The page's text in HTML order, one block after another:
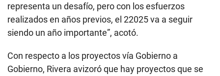
representa un desafío, pero con los esfuerzos
realizados en años previos, el 22025 va a seguir
siendo un año importante”, acotó.
Con respecto a los proyectos vía Gobierno a
Gobierno, Rivera avizoró que hay proyectos que se